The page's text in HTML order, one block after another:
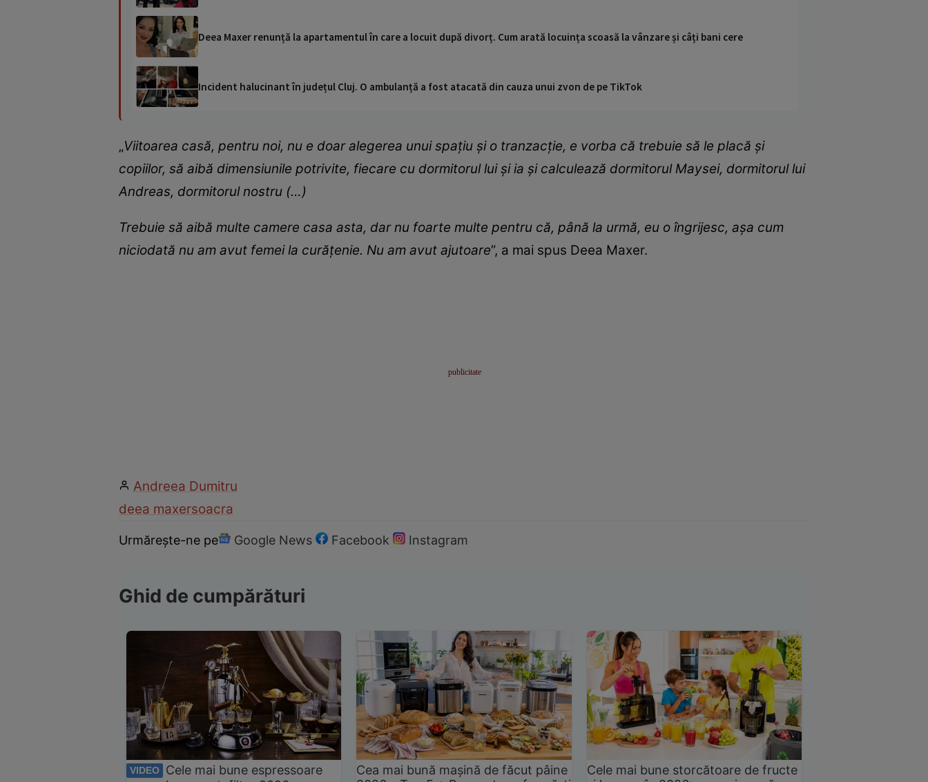
Deea Maxer renunță la apartamentul în care a locuit după divorț. Cum arată locuința scoasă la vânzare și câți bani cere
Incident halucinant în județul Cluj. O ambulanță a fost atacată din cauza unui zvon de pe TikTok
„Viitoarea casă, pentru noi, nu e doar alegerea unui spațiu și o tranzacție, e vorba că trebuie să le placă și
copiilor, să aibă dimensiunile potrivite, fiecare cu dormitorul lui și ia şi calculează dormitorul Maysei, dormitorul lui
Andreas, dormitorul nostru (…)
Trebuie să aibă multe camere casa asta, dar nu foarte multe pentru că, până la urmă, eu o îngrijesc, așa cum
niciodată nu am avut femei la curățenie. Nu am avut ajutoare”, a mai spus Deea Maxer.
Andreea Dumitru
deea maxersoacra
Urmărește-ne pe Google News Facebook Instagram
Ghid de cumpărături
VIDEO
Cele mai bune espressoare
Cea mai bună mașină de făcut pâine
Cele mai bune storcătoare de fructe